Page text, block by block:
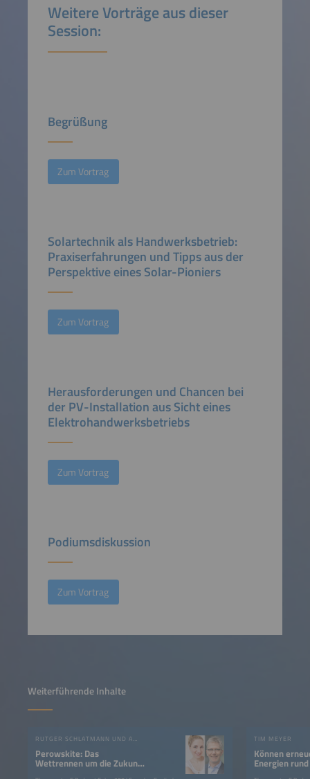
Weitere Vorträge aus dieser
Session:
Begrüßung
Zum Vortrag
Solartechnik als Handwerksbetrieb:
Praxiserfahrungen und Tipps aus der
Perspektive eines Solar-Pioniers
Zum Vortrag
Herausforderungen und Chancen bei
der PV-Installation aus Sicht eines
Elektrohandwerksbetriebs
Zum Vortrag
Podiumsdiskussion
Zum Vortrag
Weiterführende Inhalte
RUTGER SCHLATMANN UND ANGELIKA HARTER
Perowskite: Das
Wettrennen um die Zukunft
TIM MEYER
Können
Energien
Strom liefern?